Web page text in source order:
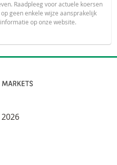
Raadpleeg voor actuele koersen
geen enkele wijze aansprakelijk
op onze website.